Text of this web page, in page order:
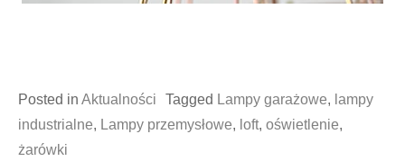
Posted in Aktualności Tagged Lampy garażowe, lampy
industrialne, Lampy przemysłowe, loft, oświetlenie,
żarówki